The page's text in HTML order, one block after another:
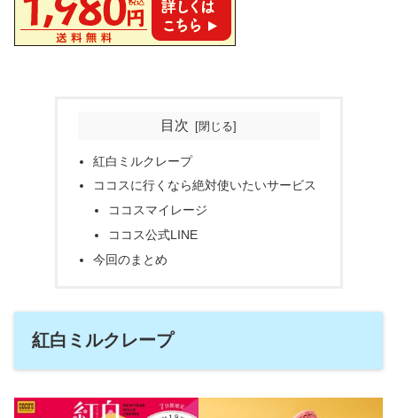
目次
紅白ミルクレープ
ココスに行くなら絶対使いたいサービス
ココスマイレージ
ココス公式LINE
今回のまとめ
紅白ミルクレープ